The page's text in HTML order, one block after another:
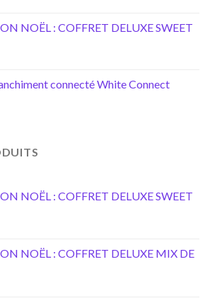
NOËL : COFFRET DELUXE SWEET
connecté White Connect
NOËL : COFFRET DELUXE SWEET
NOËL : COFFRET DELUXE MIX DE